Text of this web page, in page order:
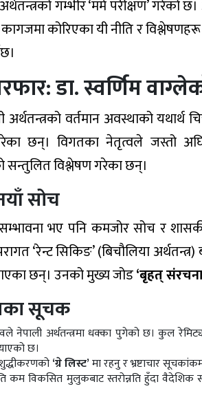
गम्भीर ‘मर्म परीक्षण’ गरेको
कोरिएका यी नीति र
डा. स्वर्णिम
अर्थतन्त्रको वर्तमान अवस्थाको यथार्थ
गरेका छन्। विगतका नेतृत्वले जस्तो
सन्तुलित विश्लेषण गरेका छन्।
सोच
सम्भावना भए पनि कमजोर सोच र
‘रेन्ट सिकिङ’ (बिचौलिया अर्थतन्त्र)
छन्। उनको मुख्य जोड‘बृहत्
सूचक
नेपाली अर्थतन्त्रमा धक्का पुगेको छ। कुल
छ।
‘ग्रे लिस्ट’मा रहनु र भ्रष्टाचार
कम विकसित मुलुकबाट स्तरोन्नति हुँदा